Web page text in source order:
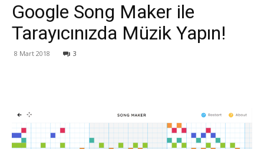
Google Song Maker ile
Tarayıcınızda Müzik Yapın!
8 Mart 2018 3